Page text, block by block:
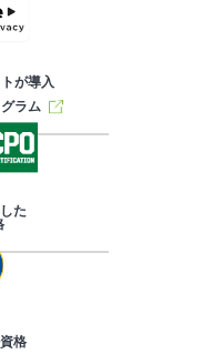
が導入
ラム
た
格